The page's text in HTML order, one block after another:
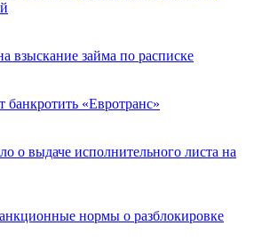
взыскание займа по расписке
банкротить «Евротранс»
о выдаче исполнительного листа на
нормы о разблокировке